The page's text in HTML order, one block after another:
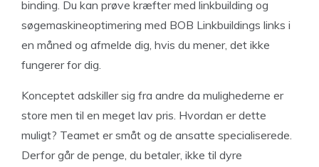
binding. Du kan prøve kræfter med linkbuilding og
søgemaskineoptimering med BOB Linkbuildings links i
en måned og afmelde dig, hvis du mener, det ikke
fungerer for dig.
Konceptet adskiller sig fra andre da mulighederne er
store men til en meget lav pris. Hvordan er dette
muligt? Teamet er småt og de ansatte specialiserede.
Derfor går de penge, du betaler, ikke til dyre